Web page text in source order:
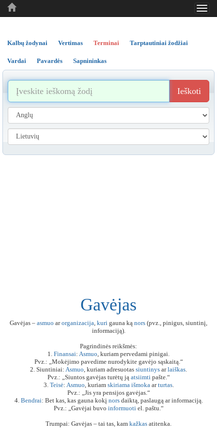
..
..
Kalbų žodynai Vertimas Terminai Tarptautiniai žodžiai
Vardai Pavardės Sapnininkas
Ieškoti
Gavėjas
Gavėjas – asmuo arorganizacija, kuri gauna ką nors (pvz., pinigus, siuntinį,
informaciją).
Pagrindinės reikšmės:
1. Finansai: Asmuo, kuriam pervedami pinigai.
Pvz.: „Mokėjimo pavedime nurodykite gavėjo sąskaitą.“
2. Siuntiniai: Asmuo, kuriam adresuotas siuntinys arlaiškas.
Pvz.: „Siuntos gavėjas turėtų ją atsiimtipašte.“
3. Teisė: Asmuo, kuriam skiriama išmokaarturtas.
Pvz.: „Jis yra pensijos gavėjas.“
4. Bendrai: Bet kas, kas gauna kokį norsdaiktą, paslaugą ar informaciją.
Pvz.: „Gavėjai buvo informuotiel. paštu.“
Trumpai: Gavėjas – tai tas, kam kažkas atitenka.